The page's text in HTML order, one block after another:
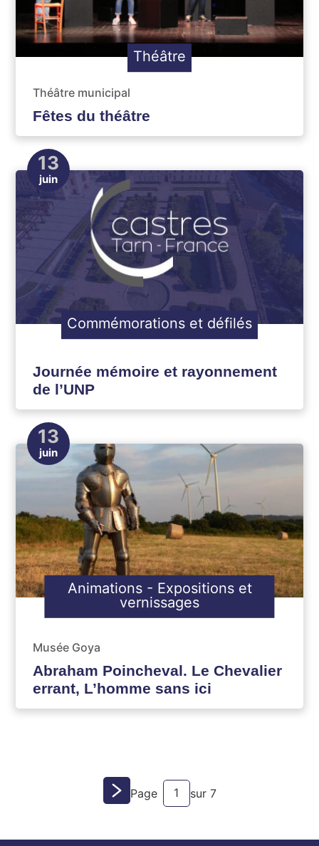
Théâtre
Théâtre municipal
Fêtes du théâtre
13
juin
Commémorations et défilés
Journée mémoire et rayonnement
de l’UNP
13
juin
Animations - Expositions et
vernissages
Musée Goya
Abraham Poincheval. Le Chevalier
errant, L’homme sans ici
Page
Page 1 sur 7